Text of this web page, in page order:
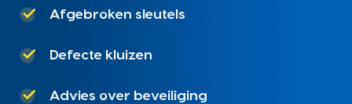
Afgebroken sleutels
Defecte kluizen
Advies over beveiliging